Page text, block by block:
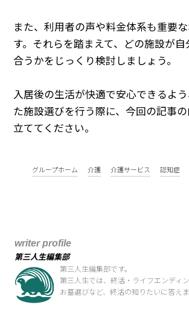
また、利用者の声や料金体系も重要
す。それらを踏まえて、どの施設が自
合うかをじっくり検討しましょう。
入居後の生活が快適で安心できるよ
た施設選びを行う際に、今回の記事
立ててください。
グループホーム 介護 介護サービス 認知症
writer profile
第三人生編集部
第三人生編集部です。
第三人生では、終活・ライフエンディ
お墓選びなど、終活の知りたいに答えま